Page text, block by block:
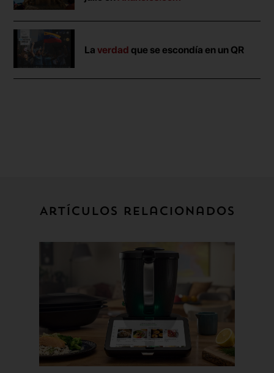
Laverdad que se escondía en un QR
Artículos relacionados